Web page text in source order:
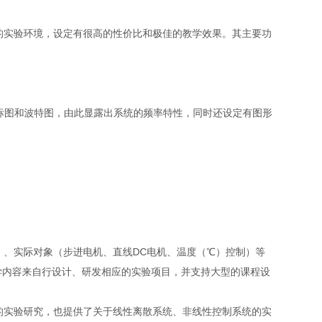
验环境，设定有很高的性价比和极佳的教学效果。其主要功
和波特图，由此显露出系统的频率特性，同时还设定有图形
实际对象（步进电机、直线DC电机、温度（℃）控制）等
容来自行设计、研发相应的实验项目，并支持大型的课程设
验研究，也提供了关于线性离散系统、非线性控制系统的实